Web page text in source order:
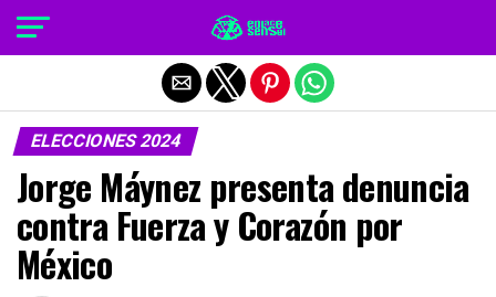
ELECCIONES 2024
Jorge Máynez presenta denuncia
contra Fuerza y Corazón por
México
Salir de la versión móvil